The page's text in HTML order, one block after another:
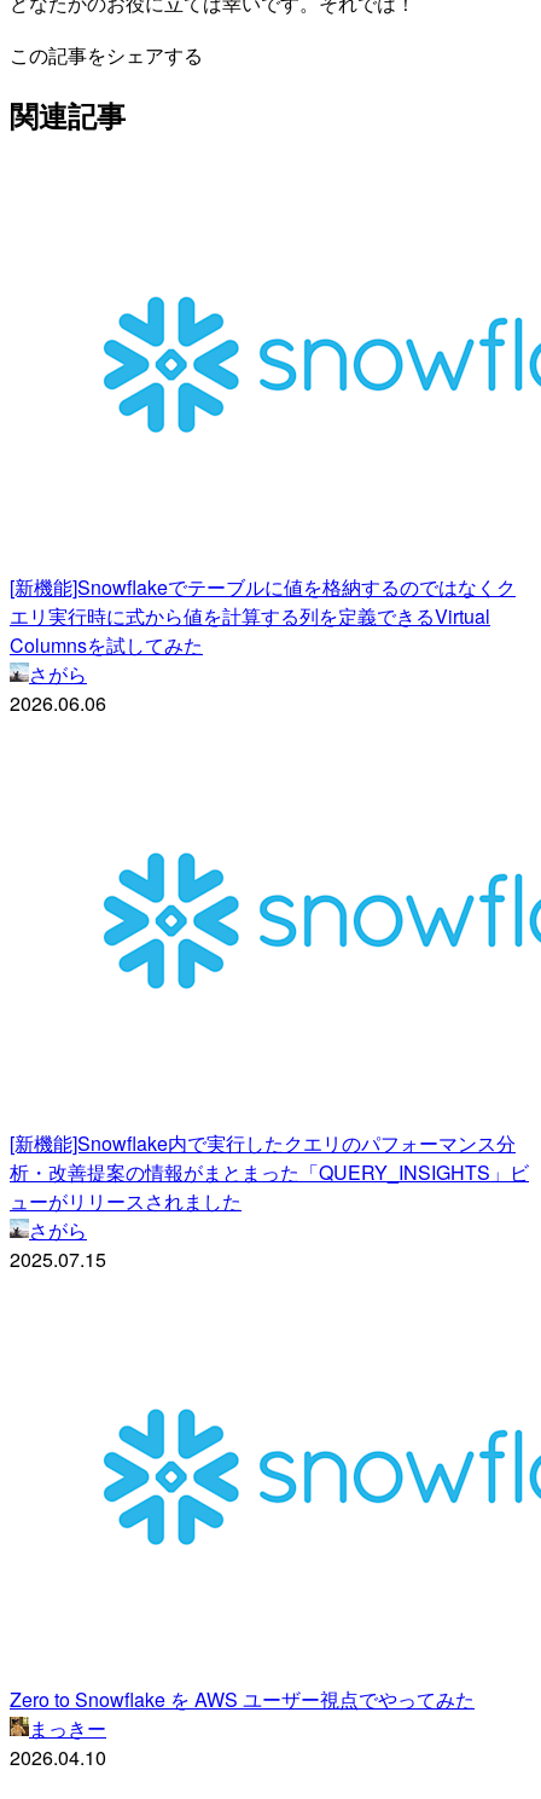
この記事をシェアする
関連記事
[新機能]Snowflakeでテーブルに値を格納するのではなくク
エリ実行時に式から値を計算する列を定義できるVirtual
Columnsを試してみた
さがら
2026.06.06
[新機能]Snowflake内で実行したクエリのパフォーマンス分
析・改善提案の情報がまとまった「QUERY_INSIGHTS」ビ
ューがリリースされました
さがら
2025.07.15
Zero to Snowflake を AWS ユーザー視点でやってみた
まっきー
2026.04.10